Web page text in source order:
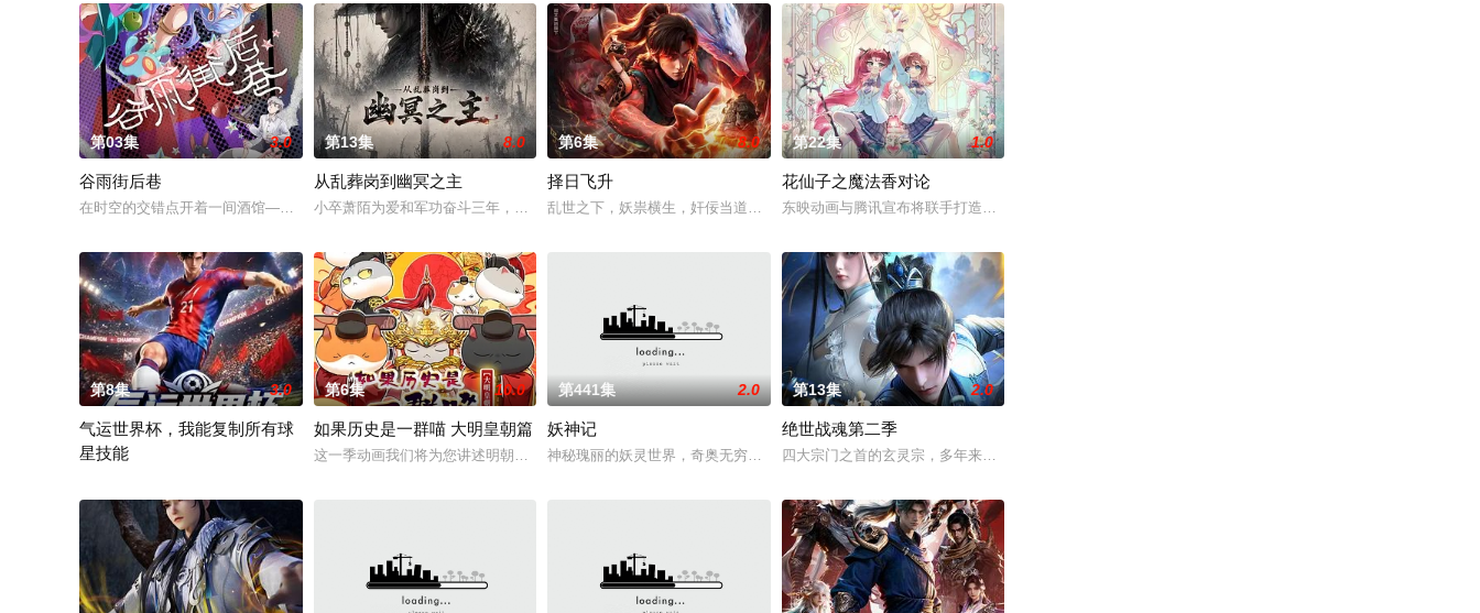
第03集 3.0
谷雨街后巷
在时空的交错点开着一间酒馆——谷雨街后巷。 无论城市的角落，还是繁星坠落的荒漠， 穿过现实的迷宫，欢迎光临“谷雨
第13集 8.0
从乱葬岗到幽冥之主
小卒萧陌为爱和军功奋斗三年，却被恋人柳莺儿与将军之子赵昊联手背叛，残忍杀害后抛尸乱葬岗。濒死之际，他唤醒了上古魔
第6集 8.0
择日飞升
乱世之下，妖祟横生，奸佞当道。又值幽界入侵，人、幽两界势力荼毒人间，捕蛇者许应因看不惯为幽界卖命的草头神欺压百姓
第22集 1.0
花仙子之魔法香对论
东映动画与腾讯宣布将联手打造『花仙子』全新动画 新作将继承经典、结合潮流、呈现崭新的花仙子世界。
第8集 3.0
气运世界杯，我能复制所有球
星技能
第6集 10.0
如果历史是一群喵 大明皇朝篇
这一季动画我们将为您讲述明朝前期的故事。明朝从元末乱世中浴火而生的大一统王朝，可在建国初期就面临着重重危机。是谁
第441集 2.0
妖神记
神秘瑰丽的妖灵世界，奇奥无穷的时空妖灵之书，聂离追寻着世界真相。美丽温柔的叶紫芸、倔强高傲的肖凝儿，面对两位女神
第13集 2.0
绝世战魂第二季
四大宗门之首的玄灵宗，多年来第一次来临水城选拔弟子，方秦两家围绕这一个将决定二者命运的契机，展开